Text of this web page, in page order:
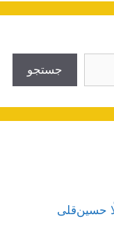
جستجو
حسین‌قلی